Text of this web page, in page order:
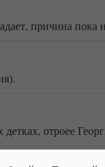
причина пока
отроее